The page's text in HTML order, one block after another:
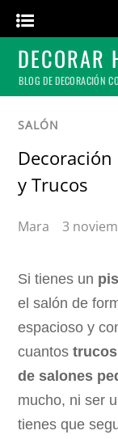
DECORAR
BLOG DE DECORACIÓN
SALÓN
Decoración
y Trucos
Mara 3
Si tienes un
el salón de
espacioso y
cuantos
de salones
mucho, ni ser
tienes que